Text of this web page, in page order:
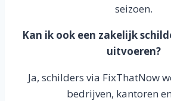
seizoen.
Kan ik ook een zakelijk
uitvoeren?
Ja, schilders via FixThatNow
bedrijven, kantoren en